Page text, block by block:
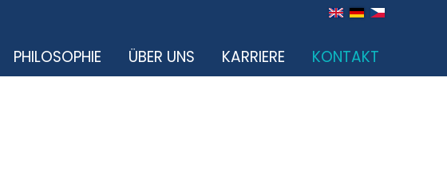
PHILOSOPHIE ÜBER UNS KARRIERE KONTAKT